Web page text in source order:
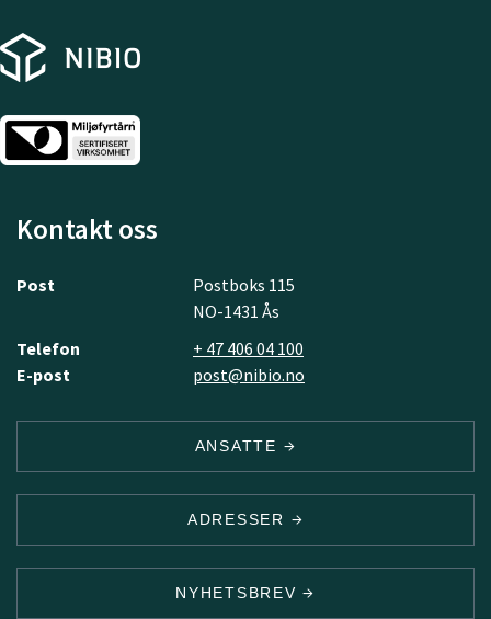
Kontakt oss
Post
Postboks 115
NO-1431 Ås
Telefon
+ 47 406 04 100
E-post
post@nibio.no
ANSATTE
ADRESSER
NYHETSBREV